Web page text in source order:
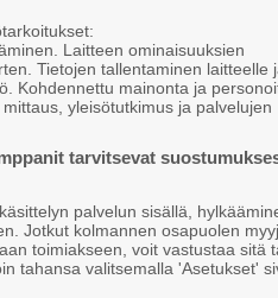
paikallista
Suomen
PL 999,
Laitteen ominaisuuksien
Tietojen tallentaminen laitteelle
Kohdennettu mainonta ja
yleisötutkimus ja palvelujen
tarvitsevat
palvelun sisällä,
Jotkut kolmannen osapuolen
toimiakseen, voit vastustaa sitä
tahansa valitsemalla 'Asetukset'